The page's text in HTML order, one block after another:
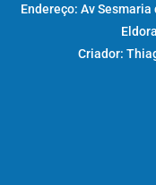
Endereço: Av
Criador: